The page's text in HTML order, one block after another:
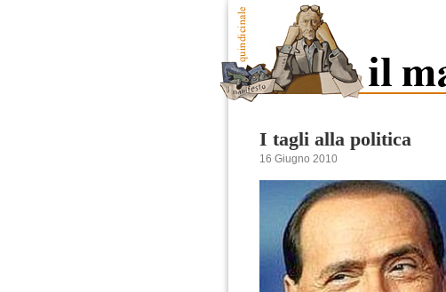
I tagli alla politica
16 Giugno 2010